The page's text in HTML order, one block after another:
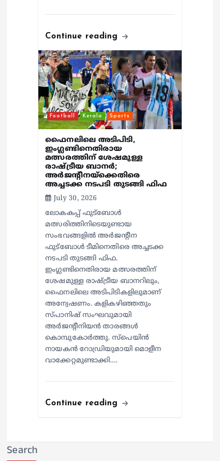
Continue reading
Football Kerala Sports
ഫൈനലിലെ അടിപിടി,
ഇംഗ്ലണ്ടിനെതിരായ
മത്സരത്തിന് ശേഷമുള്ള
രാഷ്ട്രീയ ബാനര്‍;
അര്‍ജന്റീനയ്‌ക്കെതിരെ
അച്ചടക്ക നടപടി തുടങ്ങി ഫിഫ
July 30, 2026
ലോകകപ്പ് ഫുട്‌ബോള്‍
മത്സരിത്തിനിടെയുണ്ടായ
സംഭവങ്ങളില്‍ അര്‍ജന്റീന
ഫുട്‌ബോള്‍ ടീമിനെതിരെ അച്ചടക്ക
നടപടി തുടങ്ങി ഫിഫ.
ഇംഗ്ലണ്ടിനെതിരായ മത്സരത്തിന്
ശേഷമുള്ള രാഷ്ട്രീയ ബാനറിലും,
ഫൈനലിലെ അടിപിടികളിലുമാണ്
അന്വേഷണം. കളികഴിഞ്ഞതും
സ്പാനിഷ് സംഘവുമായി
അര്‍ജന്റീനിയന്‍ താരങ്ങള്‍
കൊമ്പുകോര്‍ത്തു. സ്പെയിന്‍
നായകന്‍ റോഡ്രിയുമായി മൊളീന
വാക്കേറ്റമുണ്ടാക്കി.…
Continue reading
Search